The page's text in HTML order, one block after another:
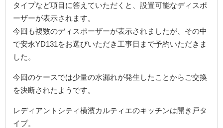
タイプなど項目に答えていただくと、設置可能なディスポ
ーザーが表示されます。
今回も複数のディスポーザーが表示されましたが、その中
で安永YD131をお選びいただき工事日まで予約いただきま
した。
今回のケースでは少量の水漏れが発生したことからご交換
を決断されたようです。
レディアントシティ横濱カルティエのキッチンは開き戸タ
イプ。